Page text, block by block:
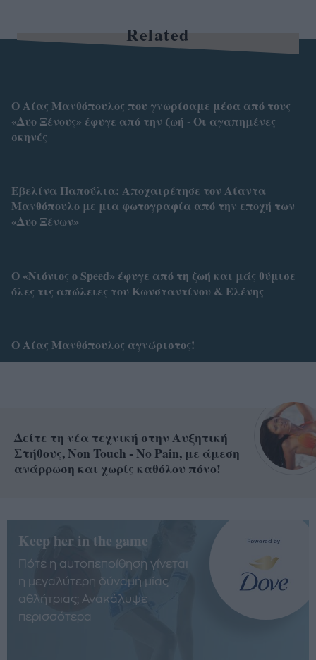
Related
Ο Αίας Μανθόπουλος που γνωρίσαμε μέσα από τους
«Δυο Ξένους» έφυγε από την ζωή - Οι αγαπημένες
σκηνές
Εβελίνα Παπούλια: Aποχαιρέτησε τον Αίαντα
Μανθόπουλο με μια φωτογραφία από την εποχή των
«Δυο Ξένων»
Ο «Νιόνιος ο Speed» έφυγε από τη ζωή και μάς θύμισε
όλες τις απώλειες του Κωνσταντίνου & Ελένης
Ο Αίας Μανθόπουλος αγνώριστος!
Δείτε τη νέα τεχνική στην Αυξητική
Στήθους, Non Touch - No Pain, με άμεση
ανάρρωση και χωρίς καθόλου πόνο!
Keep her in the game
Πότε η αυτοπεποίθηση γίνεται
η μεγαλύτερη δύναμη μίας
αθλήτριας; Ανακάλυψε
περισσότερα